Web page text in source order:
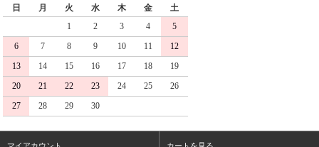
日
月 火 水 木 金
土
1
2 3 4
5
6
7 8 9 10 11
12
13
14 15 16 17 18
19
20
21 22 23 24 25
26
27
28 29 30